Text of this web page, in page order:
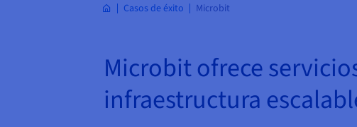
Casos de éxito Microbit
Microbit ofrece
infraestructura